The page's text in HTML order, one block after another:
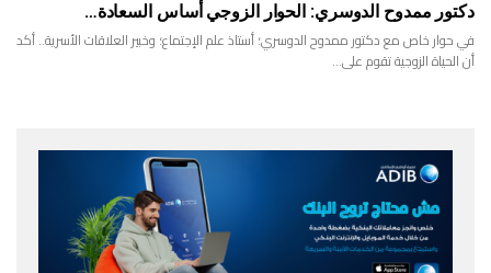
دكتور ممدوح الدوسري: الحوار الزوجي أساس السعادة…
في حوار خاص مع دكتور ممدوح الدوسري؛ أستاذ علم الإجتماع؛ وخبير العلاقات الأسرية.. أكد
أن الحياة الزوجية تقوم على…